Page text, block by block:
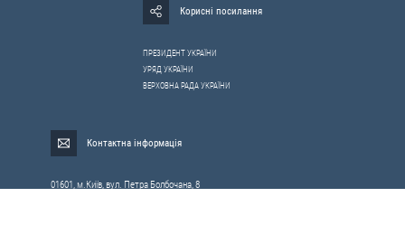
Корисні посилання
ПРЕЗИДЕНТ УКРАЇНИ
УРЯД УКРАЇНИ
ВЕРХОВНА РАДА УКРАЇНИ
Контактна інформація
01601, м.Київ, вул. Петра Болбочана, 8